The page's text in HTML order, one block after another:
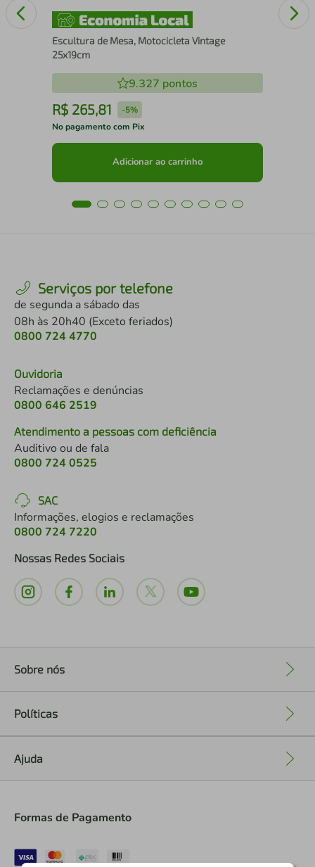
Escultura de Mesa, Motocicleta Vintage
25x19cm
9.327 pontos
R$ 265,81 -5%
No pagamento com Pix
Adicionar ao carrinho
Serviços por telefone
de segunda a sábado das
08h às 20h40 (Exceto feriados)
0800 724 4770
Ouvidoria
Reclamações e denúncias
0800 646 2519
Atendimento a pessoas com deficiência
Auditivo ou de fala
0800 724 0525
SAC
Informações, elogios e reclamações
0800 724 7220
Nossas Redes Sociais
Sobre nós
Políticas
Ajuda
Formas de Pagamento